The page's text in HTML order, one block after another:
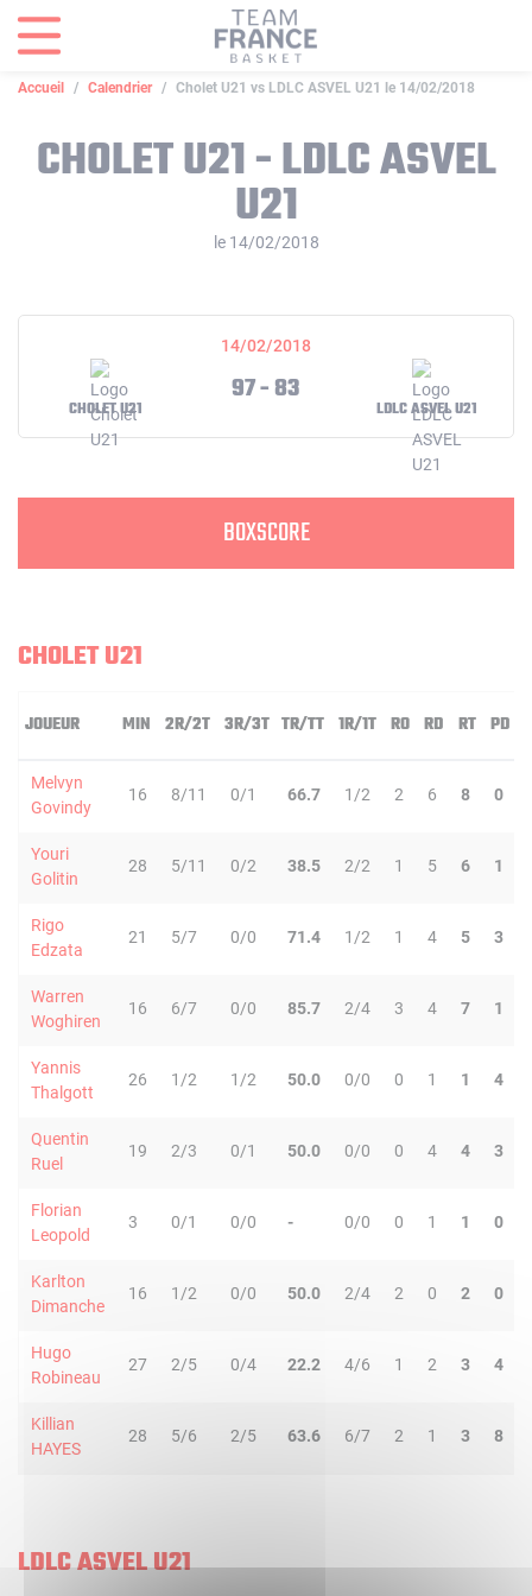
Accueil Calendrier Cholet U21 vs LDLC ASVEL U21 le 14/02/2018
CHOLET U21 - LDLC ASVEL
U21
le 14/02/2018
14/02/2018
CHOLET U21
97 - 83
LDLC ASVEL U21
BOXSCORE
CHOLET U21
JOUEUR MIN 2R/2T 3R/3T TR/TT 1R/1T RO RD RT PD
Melvyn
Govindy
16 8/11 0/1 66.7 1/2 2 6 8 0
Youri
Golitin
28 5/11 0/2 38.5 2/2 1 5 6 1
Rigo
Edzata
21 5/7 0/0 71.4 1/2 1 4 5 3
Warren
Woghiren
16 6/7 0/0 85.7 2/4 3 4 7 1
Yannis
Thalgott
26 1/2 1/2 50.0 0/0 0 1 1 4
Quentin
Ruel
19 2/3 0/1 50.0 0/0 0 4 4 3
Florian
Leopold
3 0/1 0/0 - 0/0 0 1 1 0
Karlton
Dimanche
16 1/2 0/0 50.0 2/4 2 0 2 0
Hugo
Robineau
27 2/5 0/4 22.2 4/6 1 2 3 4
Killian
HAYES
28 5/6 2/5 63.6 6/7 2 1 3 8
LDLC ASVEL U21
Panneau de gestion des cookies